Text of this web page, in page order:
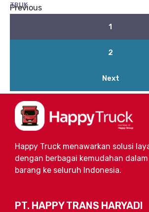
TRUK
Previous
1
2
Next
Happy Truck menawarkan solusi
dengan berbagai kemudahan
barang ke seluruh Indonesia.
PT. HAPPY TRANS HARYADI